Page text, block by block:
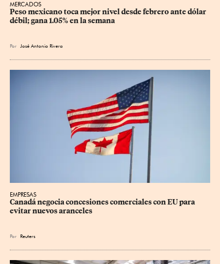
MERCADOS
Peso mexicano toca mejor nivel desde febrero ante dólar
débil; gana 1.05% en la semana
Por José Antonio Rivera
EMPRESAS
Canadá negocia concesiones comerciales con EU para
evitar nuevos aranceles
Por Reuters